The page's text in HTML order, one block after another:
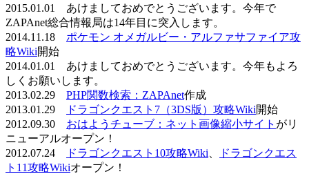
2015.01.01 あけましておめでとうございます。今年で
ZAPAnet総合情報局は14年目に突入します。
2014.11.18 ポケモン オメガルビー・アルファサファイア攻
略Wiki開始
2014.01.01 あけましておめでとうございます。今年もよろ
しくお願いします。
2013.02.29 PHP関数検索：ZAPAnet作成
2013.01.29
ドラゴンクエスト7（3DS版）攻略Wiki開始
2012.09.30 おはようチューブ：ネット画像縮小サイト がリ
ニューアルオープン！
2012.07.24
ドラゴンクエスト10攻略Wiki
ドラゴンクエス
ト11攻略Wikiオープン！